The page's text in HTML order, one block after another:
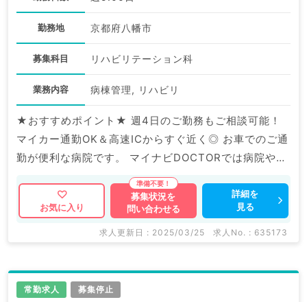
勤務地 京都府八幡市
募集科目 リハビリテーション科
業務内容 病棟管理, リハビリ
★おすすめポイント★ 週4日のご勤務もご相談可能！
マイカー通勤OK＆高速ICからすぐ近く◎ お車でのご通
勤が便利な病院です。 マイナビDOCTORでは病院やク
リニックなどの医療機関求人はもちろんのこと、 産業
医等の企業系求人も多数扱っています。 求人内容の詳
細等はお気軽にお問合せ下さい。
お気に入り
募集状況を
問い合わせる
詳細を
見る
求人更新日 : 2025/03/25 求人No. : 635173
常勤求人 募集停止